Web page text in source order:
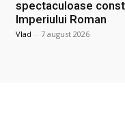
spectaculoase
Imperiului Roman
Vlad - 7 august 2026